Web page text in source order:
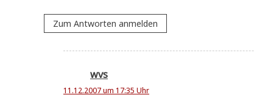
Zum Antworten anmelden
wvs
11.12.2007 um 17:35 Uhr